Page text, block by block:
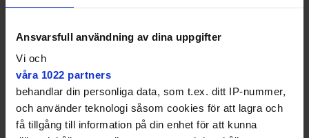
Ansvarsfull användning av dina uppgifter
Vi och
våra 1022 partners
behandlar din personliga data, som t.ex. ditt IP-nummer,
och använder teknologi såsom cookies för att lagra och
få tillgång till information på din enhet för att kunna